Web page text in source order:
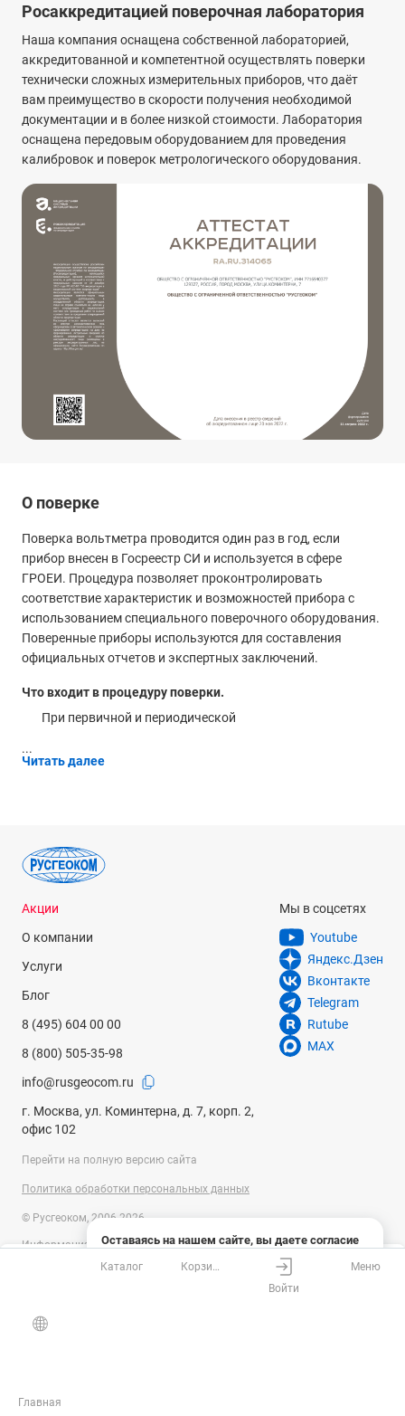
Росаккредитацией поверочная лаборатория
Наша компания оснащена собственной лабораторией,
аккредитованной и компетентной осуществлять поверки
технически сложных измерительных приборов, что даёт
вам преимущество в скорости получения необходимой
документации и в более низкой стоимости. Лаборатория
оснащена передовым оборудованием для проведения
калибровок и поверок метрологического оборудования.
О поверке
Поверка вольтметра проводится один раз в год, если
прибор внесен в Госреестр СИ и используется в сфере
ГРОЕИ. Процедура позволяет проконтролировать
соответствие характеристик и возможностей прибора с
использованием специального поверочного оборудования.
Поверенные приборы используются для составления
официальных отчетов и экспертных заключений.
Что входит в процедуру поверки.
При первичной и периодической
...
Читать далее
Оставаясь на нашем сайте, вы даете согласие
на использование файлов cookies и сбор данных
системами веб-аналитики
Акции
О компании
Услуги
Блог
8 (495) 604 00 00
8 (800) 505-35-98
info@rusgeocom.ru
г. Москва, ул. Коминтерна, д. 7, корп. 2,
офис 102
Мы в соцсетях
Youtube
Яндекс.Дзен
Вконтакте
Telegram
Rutube
MAX
Перейти на полную версию сайта
Политика обработки персональных данных
© Русгеоком, 2006-2026
Информация на сайте носит справочный характер и не является
публичной офертой, определяемой положениями Статьи 437
Гражданского кодекса Российской Федерации. Технические
изменены производителем без предварительного уведомления.
Уточняйте информацию у наших менеджеров.
Главная
Каталог
Корзина
Войти
Меню